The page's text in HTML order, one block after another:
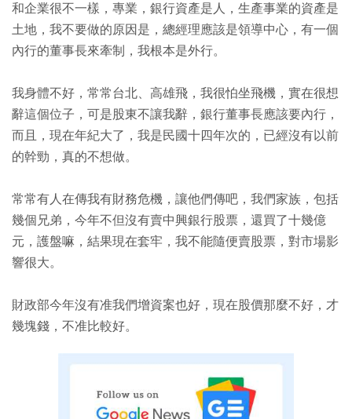
和企業很不一樣，專業，銀行資產是人，生產事業的資產是
土地，我不要做的原因是，總經理應該是領導中心，有一個
內行的董事長來牽制，我根本是外行。
我身體不好，常常台北、高雄飛，我很怕坐飛機，實在很想
辭這個位子，可是股東不讓我辭，銀行董事長應該要內行，
而且，現在年紀大了，我是民國十四年次的，已經沒有以前
的幹勁，真的不想做。
常常有人在傳我有財務危機，讓他們傳吧，我們家族，包括
幾個兄弟，今年不但沒有賣中興銀行股票，還買了十幾億
元，護盤嘛，結果現在套牢，我不能隨便賣股票，對市場影
響很大。
財政部今年沒有准我們增資案也好，現在股價那麼不好，才
幾塊錢，不准比較好。